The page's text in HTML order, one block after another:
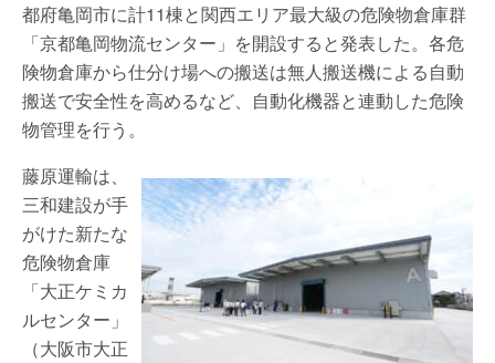
都府亀岡市に計11棟と関西エリア最大級の危険物倉庫群
「京都亀岡物流センター」を開設すると発表した。各危
険物倉庫から仕分け場への搬送は無人搬送機による自動
搬送で安全性を高めるなど、自動化機器と連動した危険
物管理を行う。
藤原運輸は、
三和建設が手
がけた新たな
危険物倉庫
「大正ケミカ
ルセンター」
（大阪市大正